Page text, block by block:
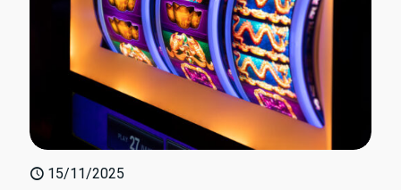
15/11/2025